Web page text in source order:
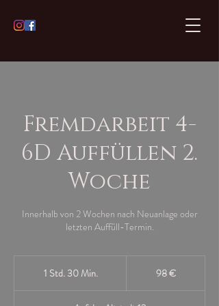
Fremdarbeit 4-
6D Auffüllen 2.
Woche
Innerhalb von 2 Wochen nach Neuanlage oder
letzten Auffüll-Termin.
1 Std. 30 Min.1
98 €